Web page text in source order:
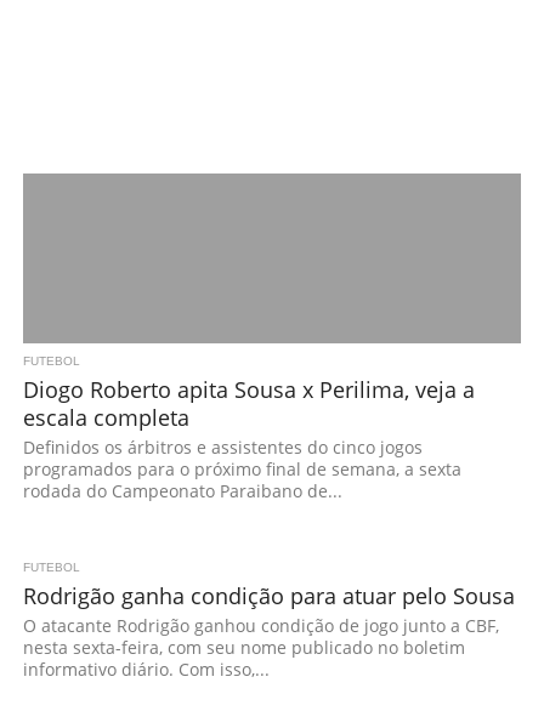
FUTEBOL
Diogo Roberto apita Sousa x Perilima, veja a
escala completa
Definidos os árbitros e assistentes do cinco jogos
programados para o próximo final de semana, a sexta
rodada do Campeonato Paraibano de...
FUTEBOL
Rodrigão ganha condição para atuar pelo Sousa
O atacante Rodrigão ganhou condição de jogo junto a CBF,
nesta sexta-feira, com seu nome publicado no boletim
informativo diário. Com isso,...